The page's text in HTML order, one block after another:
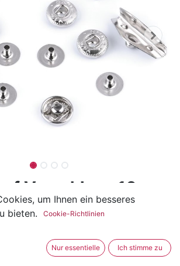
Verschluss 10 x
ist ideal für Portemonnaie,
um Ihnen ein besseres
bieten.
Cookie-Richtlinien
Nur essentielle Ich stimme zu